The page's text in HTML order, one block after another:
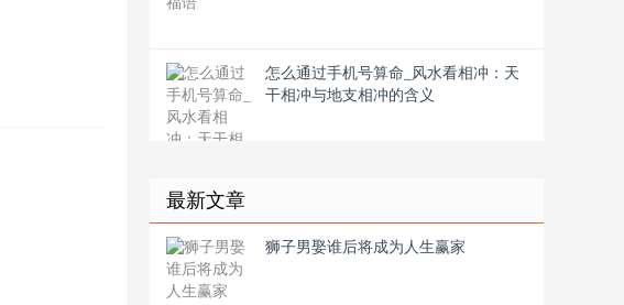
怎么通过手机号算命_风水看相冲：天
干相冲与地支相冲的含义
最新文章
狮子男娶谁后将成为人生赢家